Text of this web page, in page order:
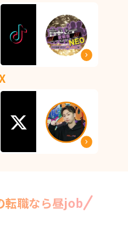
転職なら昼job